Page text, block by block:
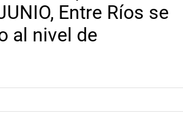
Entre Ríos se
al nivel de